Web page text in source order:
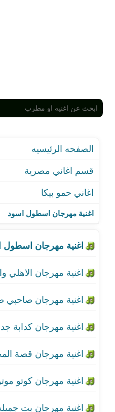
قسم اغاني مصرية
اغنية مهرجان اسطول اسود
اغنية مهرجان
اغنية مهرجان
اغنية مهرجان
اغنية مهرجان
اغنية مهرجان
اغنية مهرجان